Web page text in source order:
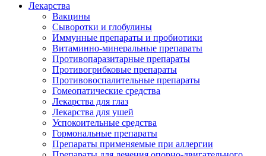
Лекарства
Вакцины
Сыворотки и глобулины
Иммунные препараты и пробиотики
Витаминно-минеральные препараты
Противопаразитарные препараты
Противогрибковые препараты
Противовоспалительные препараты
Гомеопатические средства
Лекарства для глаз
Лекарства для ушей
Успокоительные средства
Гормональные препараты
Препараты применяемые при аллергии